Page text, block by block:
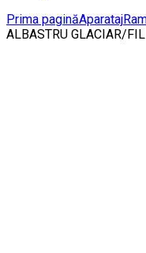
Prima paginăAparataj
ALBASTRU GLACIAR/